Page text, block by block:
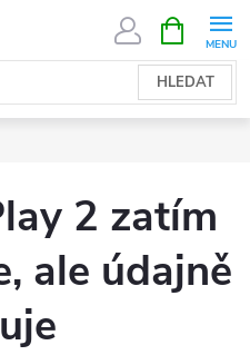
HLEDAT
NÁKUPNÍ
KOŠÍK
2 zatím
ale údajně